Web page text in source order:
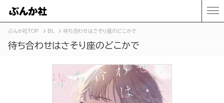
ぶんか社TOP BL 待ち合わせはさそり座のどこかで
待ち合わせはさそり座のどこかで